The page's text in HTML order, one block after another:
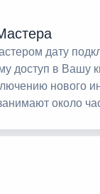
дату
доступ в Вашу
нового
около